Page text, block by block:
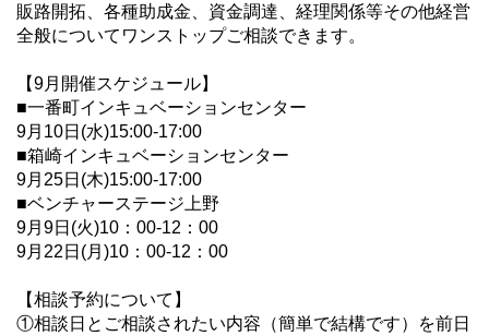
販路開拓、各種助成金、資金調達、経理関係等その他経営
全般についてワンストップご相談できます。
【9月開催スケジュール】
■一番町インキュベーションセンター
9月10日(水)15:00-17:00
■箱崎インキュベーションセンター
9月25日(木)15:00-17:00
■ベンチャーステージ上野
9月9日(火)10：00-12：00
9月22日(月)10：00-12：00
【相談予約について】
①相談日とご相談されたい内容（簡単で結構です）を前日